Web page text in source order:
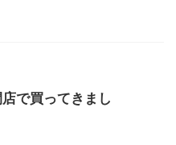
で買ってきまし